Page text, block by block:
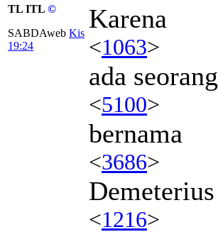
TL ITL ©
SABDAweb Kis
19:24
Karena
<1063>
ada seorang
<5100>
bernama
<3686>
Demeterius
<1216>